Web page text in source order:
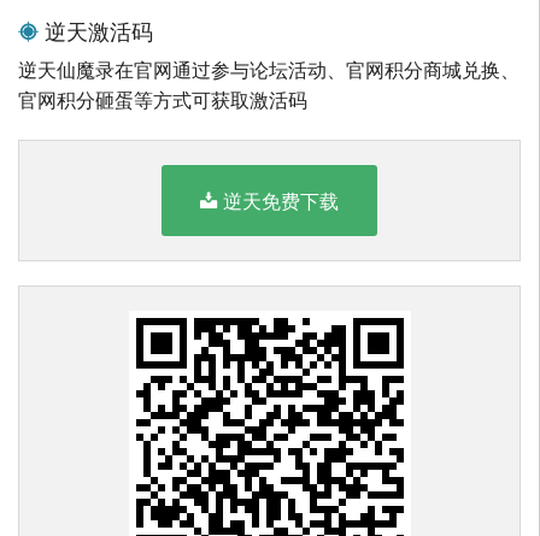
逆天激活码
逆天仙魔录在官网通过参与论坛活动、官网积分商城兑换、
官网积分砸蛋等方式可获取激活码
逆天免费下载